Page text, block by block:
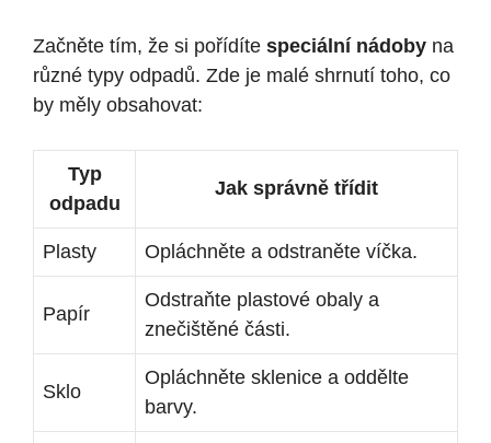
Začněte tím, že si pořídíte speciální nádoby na
různé typy odpadů. Zde je malé shrnutí toho, co
by měly obsahovat:
Typ
odpadu
Jak správně třídit
Plasty Opláchněte a odstraněte víčka.
Papír
Odstraňte plastové obaly a
znečištěné části.
Sklo
Opláchněte sklenice a oddělte
barvy.